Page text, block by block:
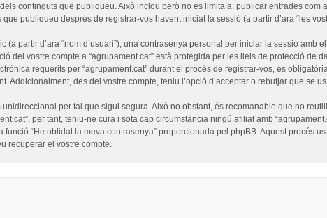
continguts que publiqueu. Això inclou però no es limita a: publicar entrades com
que publiqueu després de registrar-vos havent iniciat la sessió (a partir d’ara “les
partir d’ara “nom d’usuari”), una contrasenya personal per iniciar la sessió amb
del vostre compte a “agrupament.cat” està protegida per les lleis de protecció de
requerits per “agrupament.cat” durant el procés de registrar-vos, és
Addicionalment, des del vostre compte, teniu l’opció d’acceptar o rebutjar que se
per tal que sigui segura. Això no obstant, és recomanable que no
per tant, teniu-ne cura i sota cap circumstància ningú afiliat amb
“He oblidat la meva contrasenya” proporcionada pel phpBB. Aquest procés
recuperar el vostre compte.